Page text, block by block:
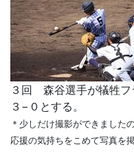
３回 森谷選手が犠牲フ
３−０とする。
＊少しだけ撮影ができました
応援の気持ちをこめて写真を